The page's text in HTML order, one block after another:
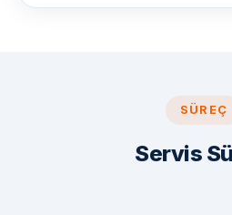
SÜREÇ
Servis